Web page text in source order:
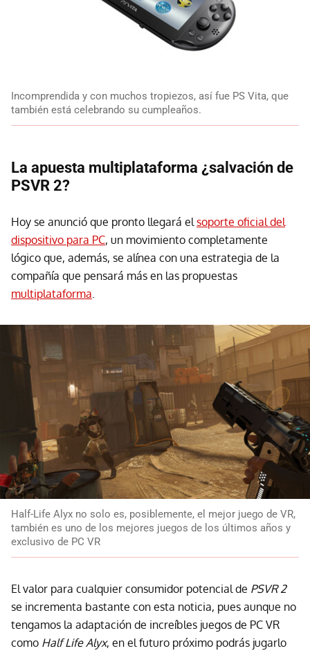
Incomprendida y con muchos tropiezos, así fue PS Vita, que
también está celebrando su cumpleaños.
La apuesta multiplataforma ¿salvación de
PSVR 2?
Hoy se anunció que pronto llegará elsoporte oficial del
dispositivo para PC, un movimiento completamente
lógico que, además, se alínea con una estrategia de la
compañía que pensará más en las propuestas
multiplataforma.
Half-Life Alyx no solo es, posiblemente, el mejor juego de VR,
también es uno de los mejores juegos de los últimos años y
exclusivo de PC VR
El valor para cualquier consumidor potencial de PSVR 2
se incrementa bastante con esta noticia, pues aunque no
tengamos la adaptación de increíbles juegos de PC VR
como Half Life Alyx, en el futuro próximo podrás jugarlo